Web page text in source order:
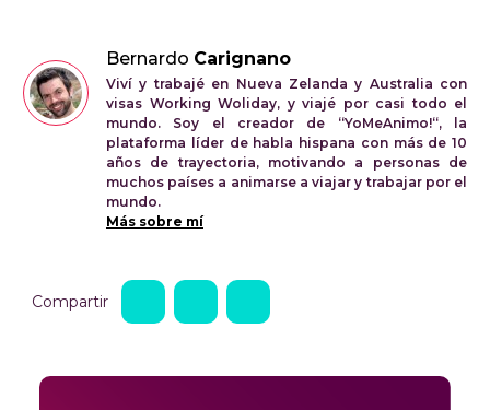
Bernardo Carignano
Viví y trabajé en Nueva Zelanda y Australia con
visas Working Woliday, y viajé por casi todo el
mundo. Soy el creador de “YoMeAnimo!“, la
plataforma líder de habla hispana con más de 10
años de trayectoria, motivando a personas de
muchos países a animarse a viajar y trabajar por el
mundo.
Más sobre mí
Compartir